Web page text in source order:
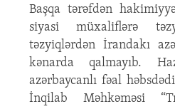
Başqa tərəfdən
siyasi müxaliflərə
təzyiqlərdən İrandakı
kənarda qalmayıb.
azərbaycanlı fəal
İnqilab Məhkəməsi